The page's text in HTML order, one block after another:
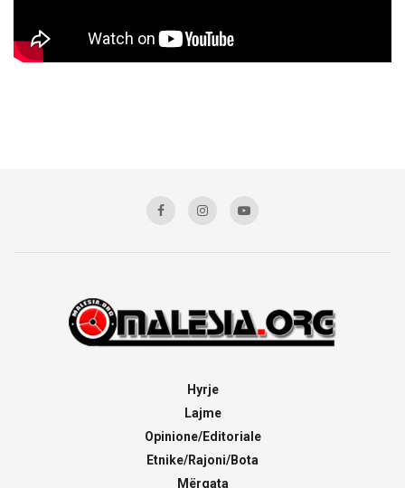
Hyrje
Lajme
Opinione/Editoriale
Etnike/Rajoni/Bota
Mërgata